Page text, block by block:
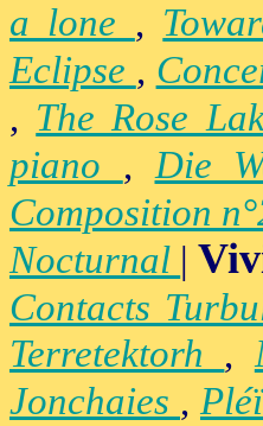
a lone ,
Eclipse ,
, The Rose
piano ,Die
Composition
Nocturnal |
Contacts
Terretektorh ,
Jonchaies ,